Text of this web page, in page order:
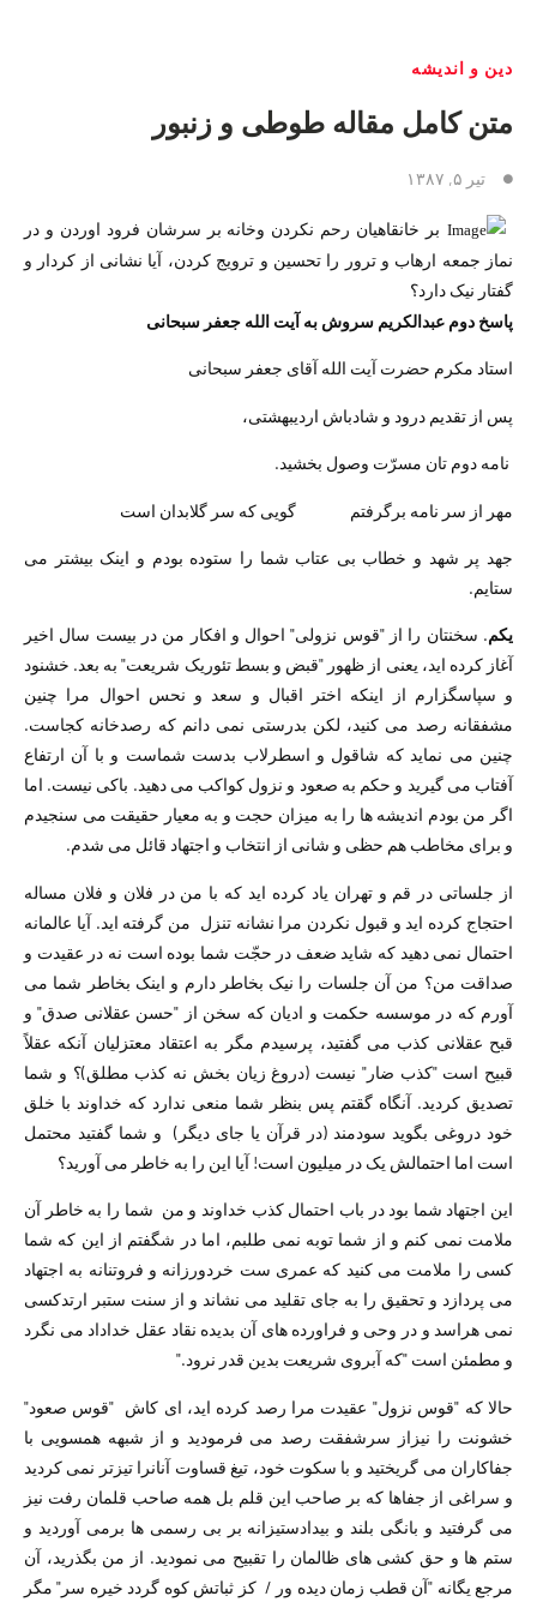
دین و اندیشه
متن کامل مقاله طوطی و زنبور
تیر ۵, ۱۳۸۷
بر خانقاهیان رحم نکردن وخانه بر سرشان فرود اوردن و در
نماز جمعه ارهاب و ترور را تحسین و ترویج کردن، آیا نشانی از کردار و
گفتار نیک دارد؟
پاسخ دوم عبدالکریم سروش به آیت الله جعفر سبحانی
استاد مکرم حضرت آیت الله آقای جعفر سبحانی
پس از تقدیم درود و شادباش اردیبهشتی،
نامه دوم تان مسرّت وصول بخشید.
مهر از سر نامه برگرفتم گویی که سر گلابدان است
جهد پر شهد و خطاب بی عتاب شما را ستوده بودم و اینک بیشتر می
ستایم.
یکم. سخنتان را از "قوس نزولی" احوال و افکار من در بیست سال اخیر
آغاز کرده اید، یعنی از ظهور "قبض و بسط تئوریک شریعت" به بعد. خشنود
و سپاسگزارم از اینکه اختر اقبال و سعد و نحس احوال مرا چنین
مشفقانه رصد می کنید، لکن بدرستی نمی دانم که رصدخانه کجاست.
چنین می نماید که شاقول و اسطرلاب بدست شماست و با آن ارتفاع
آفتاب می گیرید و حکم به صعود و نزول کواکب می دهید. باکی نیست. اما
اگر من بودم اندیشه ها را به میزان حجت و به معیار حقیقت می سنجیدم
و برای مخاطب هم حظی و شانی از انتخاب و اجتهاد قائل می شدم.
از جلساتی در قم و تهران یاد کرده اید که با من در فلان و فلان مساله
احتجاج کرده اید و قبول نکردن مرا نشانه تنزل من گرفته اید. آیا عالمانه
احتمال نمی دهید که شاید ضعف در حجّت شما بوده است نه در عقیدت و
صداقت من؟ من آن جلسات را نیک بخاطر دارم و اینک بخاطر شما می
آورم که در موسسه حکمت و ادیان که سخن از "حسن عقلانی صدق" و
قبح عقلانی کذب می گفتید، پرسیدم مگر به اعتقاد معتزلیان آنکه عقلاً
قبیح است "کذب ضار" نیست (دروغ زیان بخش نه کذب مطلق)؟ و شما
تصدیق کردید. آنگاه گقتم پس بنظر شما منعی ندارد که خداوند با خلق
خود دروغی بگوید سودمند (در قرآن یا جای دیگر) و شما گفتید محتمل
است اما احتمالش یک در میلیون است! آیا این را به خاطر می آورید؟
این اجتهاد شما بود در باب احتمال کذب خداوند و من شما را به خاطر آن
ملامت نمی کنم و از شما توبه نمی طلبم، اما در شگفتم از این که شما
کسی را ملامت می کنید که عمری ست خردورزانه و فروتنانه به اجتهاد
می پردازد و تحقیق را به جای تقلید می نشاند و از سنت ستبر ارتدکسی
نمی هراسد و در وحی و فراورده های آن بدیده نقاد عقل خداداد می نگرد
و مطمئن است "که آبروی شریعت بدین قدر نرود."
حالا که "قوس نزول" عقیدت مرا رصد کرده اید، ای کاش "قوس صعود"
خشونت را نیزاز سرشفقت رصد می فرمودید و از شبهه همسویی با
جفاکاران می گریختید و با سکوت خود، تیغ قساوت آنانرا تیزتر نمی کردید
و سراغی از جفاها که بر صاحب این قلم بل همه صاحب قلمان رفت نیز
می گرفتید و بانگی بلند و بیدادستیزانه بر بی رسمی ها برمی آوردید و
ستم ها و حق کشی های ظالمان را تقبیح می نمودید. از من بگذرید، آن
مرجع یگانه "آن قطب زمان دیده ور / کز ثباتش کوه گردد خیره سر" مگر